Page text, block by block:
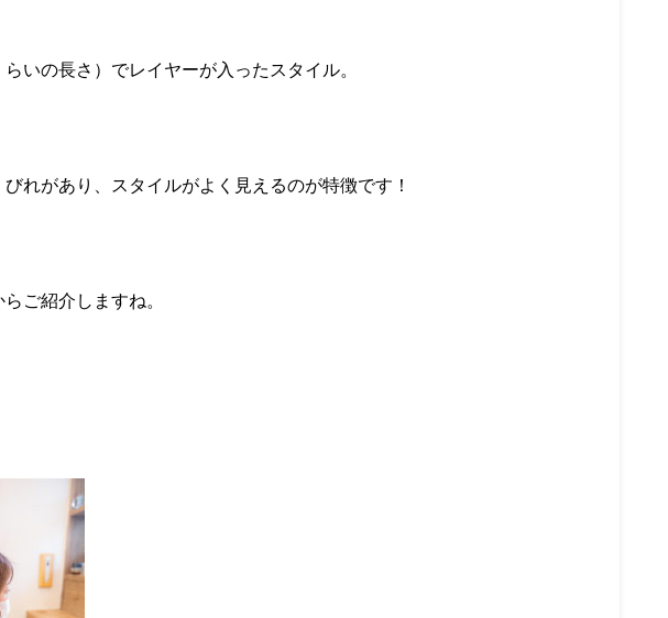
いの長さ）でレイヤーが入ったスタイル。
れがあり、スタイルがよく見えるのが特徴です！
ご紹介しますね。